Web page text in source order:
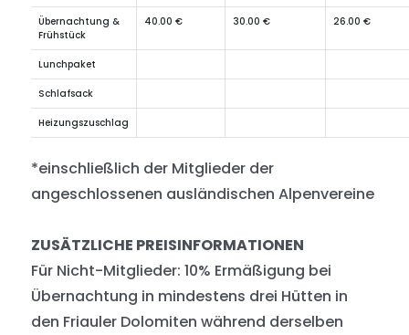
Übernachtung &
Frühstück
40.00 € 30.00 € 26.00 €
Lunchpaket
Schlafsack
Heizungszuschlag
*einschließlich der Mitglieder der
angeschlossenen ausländischen Alpenvereine
ZUSÄTZLICHE PREISINFORMATIONEN
Für Nicht-Mitglieder: 10% Ermäßigung bei
Übernachtung in mindestens drei Hütten in
den Friauler Dolomiten während derselben